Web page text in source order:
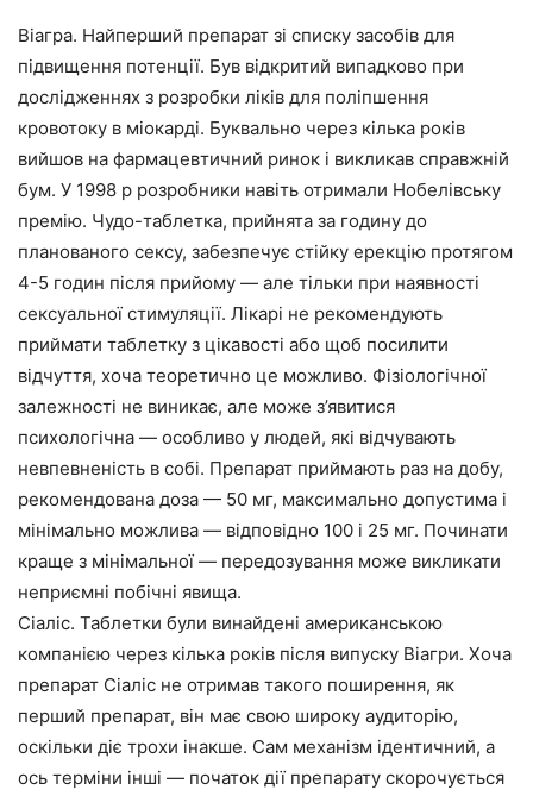
Віагра. Найперший препарат зі списку засобів для
підвищення потенції. Був відкритий випадково при
дослідженнях з розробки ліків для поліпшення
кровотоку в міокарді. Буквально через кілька років
вийшов на фармацевтичний ринок і викликав справжній
бум. У 1998 р розробники навіть отримали Нобелівську
премію. Чудо-таблетка, прийнята за годину до
планованого сексу, забезпечує стійку ерекцію протягом
4-5 годин після прийому — але тільки при наявності
сексуальної стимуляції. Лікарі не рекомендують
приймати таблетку з цікавості або щоб посилити
відчуття, хоча теоретично це можливо. Фізіологічної
залежності не виникає, але може з’явитися
психологічна — особливо у людей, які відчувають
невпевненість в собі. Препарат приймають раз на добу,
рекомендована доза — 50 мг, максимально допустима і
мінімально можлива — відповідно 100 і 25 мг. Починати
краще з мінімальної — передозування може викликати
неприємні побічні явища.
Сіаліс. Таблетки були винайдені американською
компанією через кілька років після випуску Віагри. Хоча
препарат Сіаліс не отримав такого поширення, як
перший препарат, він має свою широку аудиторію,
оскільки діє трохи інакше. Сам механізм ідентичний, а
ось терміни інші — початок дії препарату скорочується